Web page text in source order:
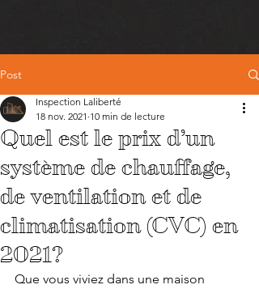
Post
Quel est le prix d’un
système de chauffage,
de ventilation et de
climatisation (CVC) en
2021?
Inspection Laliberté
18 nov. 2021 10 min de lecture
Que vous viviez dans une maison